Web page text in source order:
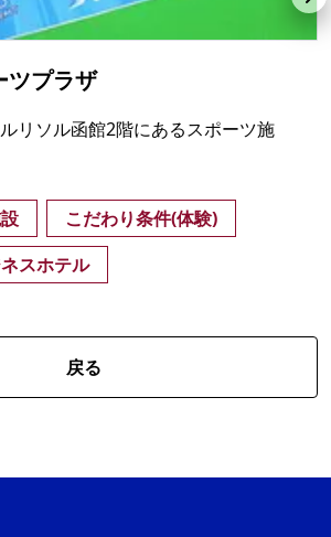
ツプラザ
リソル函館2階にあるスポーツ施
こだわり条件(体験)
スホテル
戻る